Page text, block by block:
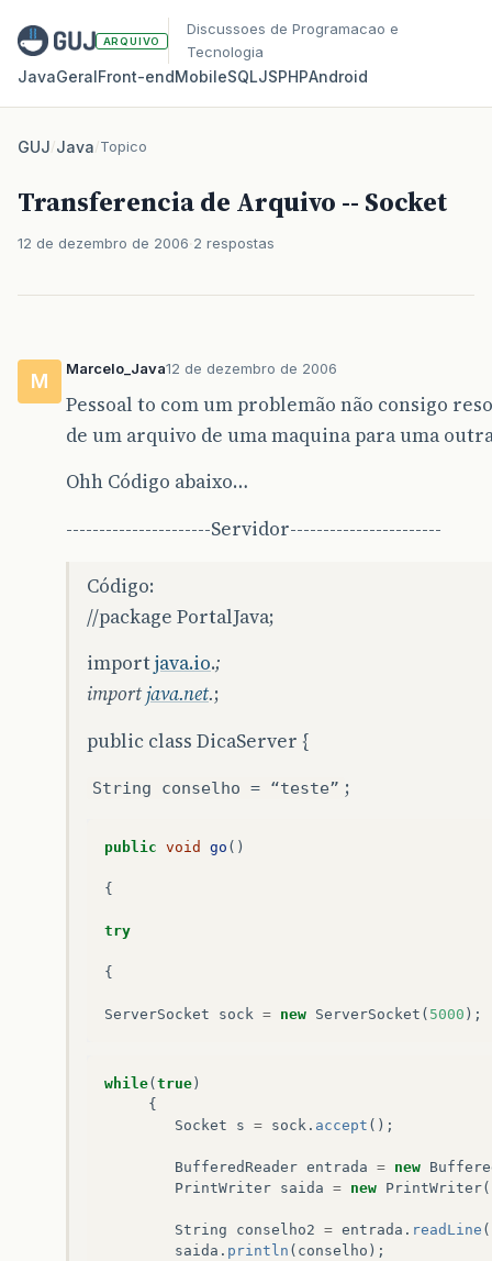
ARQUIVO
Discussoes de Programacao e
Tecnologia
JavaGeralFront‑endMobileSQLJSPHPAndroid
GUJ/Java/Topico
Transferencia de Arquivo -- Socket
12 de dezembro de 2006 2 respostas
M
Marcelo_Java12 de dezembro de 2006
Pessoal to com um problemão não consigo
de um arquivo de uma maquina para uma
Ohh Código abaixo…
----------------------Servidor-----------------------
Código:
//package PortalJava;
importjava.io.;
import java.net.;
public class DicaServer {
String conselho = “teste” ;
public void go ()
{
try
{
ServerSocket sock = new ServerSocket ( 5000 );
while(true)
{
Socket
s = sock . accept ();
BufferedReader entrada = new
PrintWriter saida = new PrintWriter(
String conselho2 = entrada . readLine
saida . println ( conselho );